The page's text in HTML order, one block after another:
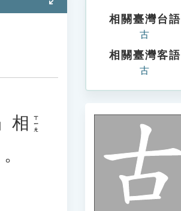
相 ㄒㄧㄤ
相關臺灣台語
古
相關臺灣客語
古